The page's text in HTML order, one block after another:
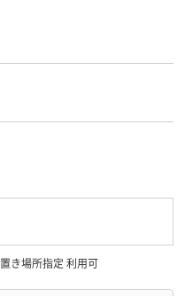
置き場所指定 利用可